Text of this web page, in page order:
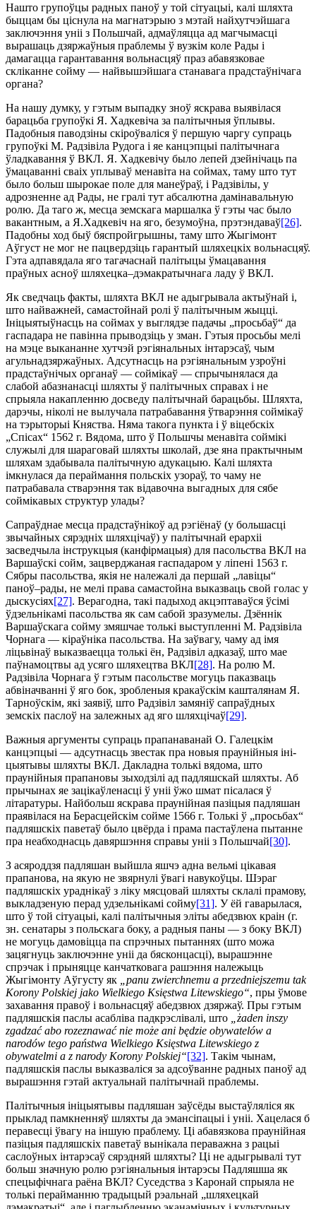
Нашто групоўцы радных паноў у той сітуацыі, калі шляхта
быццам бы ціснула на магнатэрыю з мэтай найхутчэйшага
заключэння уніі з Польшчай, адмаўляцца ад магчымасці
вырашаць дзяржаўныя праблемы ў вузкім коле Рады і
дамагацца гарантавання вольнасцяў праз абавязковае
скліканне сойму — найвышэйшага станавага прадстаўнічага
органа?
На нашу думку, у гэтым выпадку зноў яскрава выявілася
барацьба групоўкі Я. Хадкевіча за палітычныя ўплывы.
Падобныя паводзіны скіроўваліся ў першую чаргу супраць
групоўкі М. Радзівіла Рудога і яе канцэпцыі палітычнага
ўладкавання ў ВКЛ. Я. Хадкевічу было лепей дзейнічаць па
ўмацаванні сваіх уплываў менавіта на соймах, таму што тут
было больш шырокае поле для манеўраў, і Радзівілы, у
адрозненне ад Рады, не гралі тут абсалютна дамінавальную
ролю. Да таго ж, месца земскага маршалка ў гэты час было
вакантным, а Я.Хадкевіч на яго, безумоўна, прэтэндаваў[26].
Падобны ход быў бяспройгрышны, таму што Жыгімонт
Аўгуст не мог не па­цвердзіць гарантый шляхецкіх вольнасцяў.
Гэта адпавядала яго тагачаснай палітыцы ўмацавання
праўных асноў шляхецка–дэмакратычнага ладу ў ВКЛ.
Як сведчаць факты, шляхта ВКЛ не адыгрывала актыўнай і,
што найважней, самастойнай ролі ў палітычным жыцці.
Ініцыятыўнасць на соймах у выглядзе падачы „просьбаў“ да
гаспадара не павінна прыводзіць у зман. Гэтыя просьбы мелі
на мэце выкананне хутчэй рэгіянальных інтарэсаў, чым
агульнадзяржаўных. Адсутнасць на рэгіянальным узроўні
прадстаўнічых органаў — соймікаў — спрычынялася да
слабой абазнанасці шляхты ў палітычных справах і не
спрыяла накапленню досведу палітычнай барацьбы. Шляхта,
дарэчы, ніколі не вылучала патрабавання ўтварэння соймікаў
на тэрыторыі Княства. Няма такога пункта і ў віцебскіх
„Спісах“ 1562 г. Вядома, што ў Польшчы менавіта соймікі
служылі для шараговай шляхты школай, дзе яна практычным
шляхам здабывала палітычную адукацыю. Калі шляхта
імкнулася да пераймання польскіх узораў, то чаму не
патрабавала стварэння так відавочна выгадных для сябе
соймікавых структур улады?
Сапраўднае месца прадстаўнікоў ад рэгіёнаў (у большасці
звычайных сярэдніх шляхцічаў) у палітычнай ерархіі
засведчыла інструкцыя (канфірмацыя) для пасольства ВКЛ на
Варшаўскі сойм, зацверджаная гаспадаром у ліпені 1563 г.
Сябры пасольства, якія не належалі да першай „лавіцы“
паноў–рады, не мелі права самастойна выказваць свой голас у
дыскусіях[27]. Верагодна, такі падыход акцэптаваўся ўсімі
ўдзельні­камі пасольства як сам сабой зразумелы. Дзённік
Варшаўскага сойму змяшчае толькі выступленні М. Радзівіла
Чорнага — кіраўніка пасольства. На заўвагу, чаму ад імя
ліцьвінаў выказваецца толь­кі ён, Радзівіл адказаў, што мае
паўнамоцтвы ад усяго шляхецтва ВКЛ[28]. На ролю М.
Радзівіла Чорнага ў гэтым пасольстве могуць паказваць
абвіначванні ў яго бок, зробленыя кракаў­скім кашталянам Я.
Тарноўскім, які заявіў, што Радзівіл за­мяніў сапраўдных
земскіх паслоў на залежных ад яго шляхцічаў[29].
Важныя аргументы супраць прапанаванай О. Галецкім
канцэпцыі — адсутнасць звестак пра новыя праунійныя іні­
цыя­тывы шляхты ВКЛ. Дакладна толькі вядома, што
праунійныя прапановы зыходзілі ад падляшскай шляхты. Аб
прычынах яе зацікаўленасці ў уніі ўжо шмат пісалася ў
літаратуры. Найбольш яскрава праунійная пазіцыя падляшан
праявілася на Берасцейскім сойме 1566 г. Толькі ў „просьбах“
падляш­скіх паветаў было цвёрда і прама пастаўлена пытанне
пра неабходнасць давяршэння справы уніі з Польшчай[30].
З асяроддзя падляшан выйшла яшчэ адна вельмі цікавая
прапанова, на якую не звярнулі ўвагі навукоўцы. Шэраг
падляшскіх ураднікаў з ліку мясцовай шляхты склалі прамову,
выкладзеную перад удзельнікамі сойму[31]. У ёй гаварылася,
што ў той сітуацыі, калі палітычныя эліты абедзвюх краін (г.
зн. сенатары з польскага боку, а радныя паны — з боку ВКЛ)
не могуць дамовіцца па спрэчных пытаннях (што можа
зацягнуць за­ключэнне уніі да бясконцасці), вырашэнне
спрэчак і прыняцце канчатковага рашэння належыць
Жыгімонту Аўгусту як
„panu zwierchnemu a przedniejszemu tak
Korony Polskiej jako Wielkiego Księstwa Litewskiego“, пры ўмове
захавання правоў і вольнасцяў абедзвюх дзяржаў. Пры гэтым
падляшскія паслы асабліва падкрэслівалі, што
„żaden inszy
zgadzać abo ro­zeznawać nie może ani będzie obywatelów a
narodów tego państwa Wielkiego Księstwa Litewskiego z
obywatelmi a z narody Korony Polskiej“[32]. Такім чынам,
падляшскія паслы выказваліся за адсоўванне радных паноў ад
вырашэння гэтай актуальнай палітычнай праблемы.
Палітычныя ініцыятывы падляшан заўсёды выстаўляліся як
прыклад памкненняў шляхты да эмансіпацыі і уніі. Хацелася б
перавесці ўвагу на іншую праблему. Ці абавязкова пра­унійная
пазіцыя падляшскіх паветаў вынікала пераважна з рацыі
саслоўных інтарэсаў сярэдняй шляхты? Ці не адыгрывалі тут
больш значную ролю рэгіянальныя інтарэсы Падляшша як
спецыфічнага раёна ВКЛ? Суседства з Каронай спрыяла не
толькі перайманню традыцый рэальнай „шляхецкай